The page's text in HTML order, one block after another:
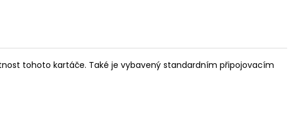
tohoto kartáče. Také je vybavený standardním připojovacím